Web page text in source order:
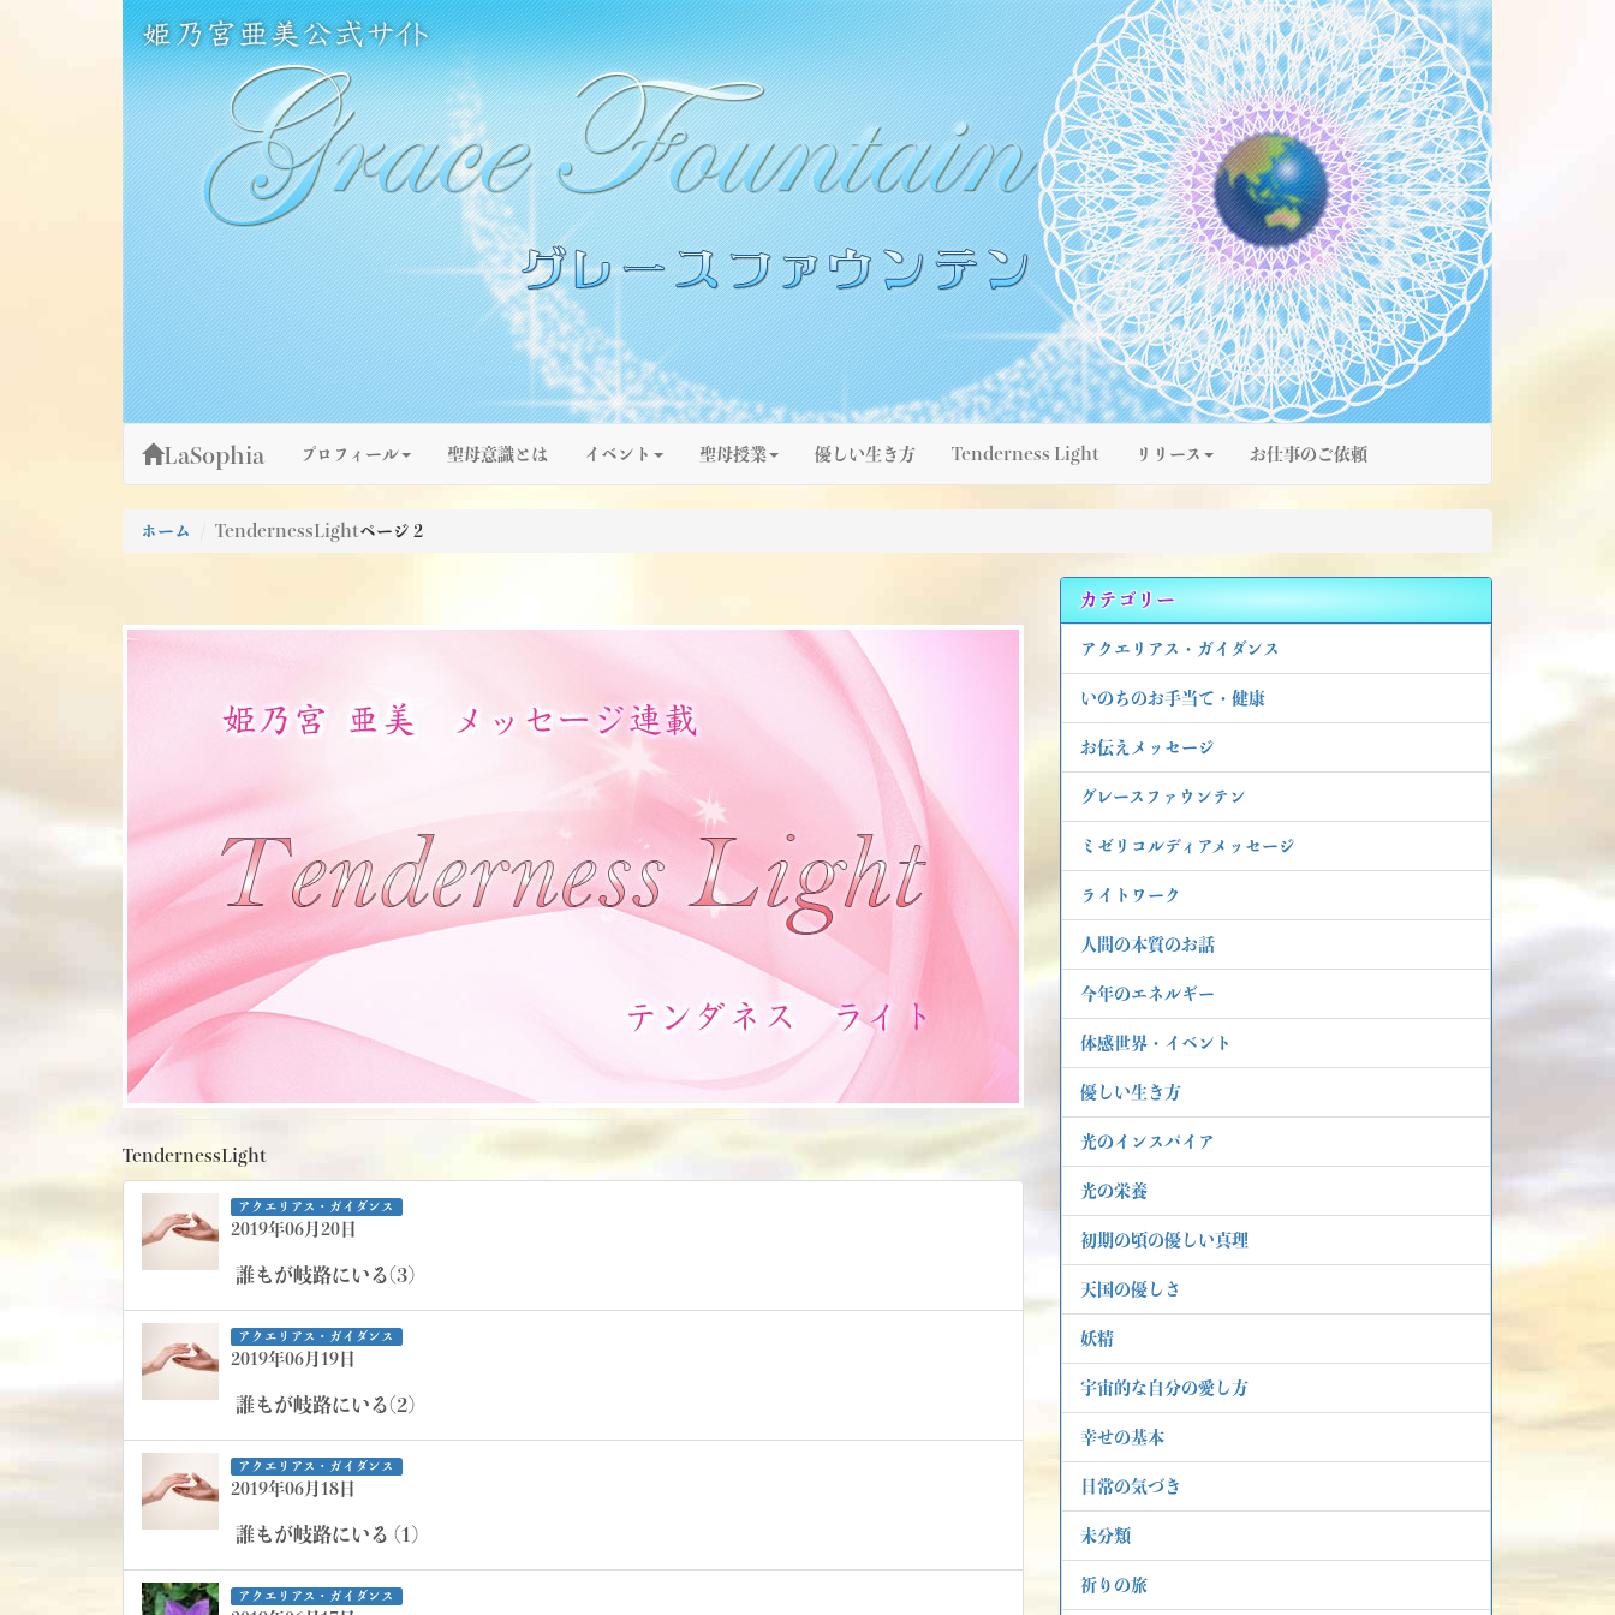
姫乃宮亜美公式サイト～Grace Fountain～
グレースファウンテン
LaSophia プロフィール 聖母意識とは イベント 聖母授業 優しい生き方 Tenderness Light リリース お仕事のご依頼
ホーム TendernessLightページ 2
TendernessLight
アクエリアス・ガイダンス
2019年06月20日
誰もが岐路にいる(3)
アクエリアス・ガイダンス
2019年06月19日
誰もが岐路にいる(2)
アクエリアス・ガイダンス
2019年06月18日
誰もが岐路にいる (1)
アクエリアス・ガイダンス
カテゴリー
アクエリアス・ガイダンス
いのちのお手当て・健康
お伝えメッセージ
グレースファウンテン
ミゼリコルディアメッセージ
ライトワーク
人間の本質のお話
今年のエネルギー
体感世界・イベント
優しい生き方
光のインスパイア
光の栄養
初期の頃の優しい真理
天国の優しさ
妖精
宇宙的な自分の愛し方
幸せの基本
日常の気づき
未分類
祈りの旅